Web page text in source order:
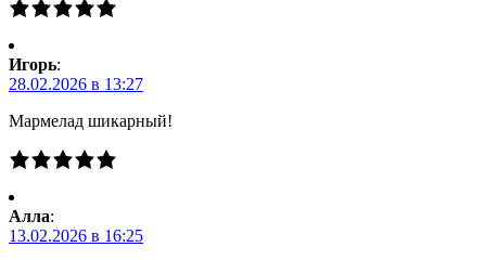
Игорь:
28.02.2026 в 13:27
Мармелад шикарный!
Алла:
13.02.2026 в 16:25